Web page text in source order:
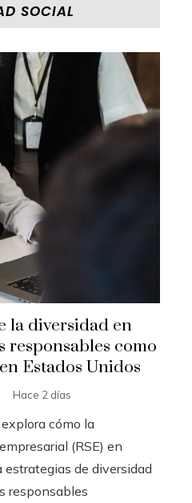
SOCIAL
la diversidad en
responsables como
Estados Unidos
Hace 2 días
cómo la
(RSE) en
de diversidad
responsables